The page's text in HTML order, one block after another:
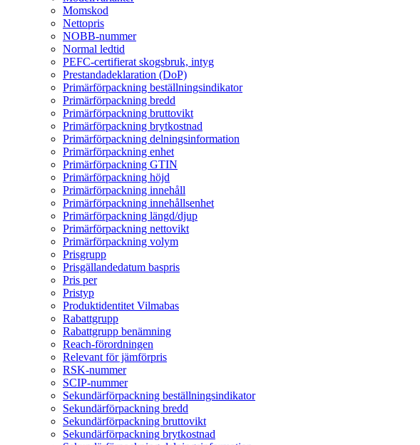
Momskod
Nettopris
NOBB-nummer
Normal ledtid
PEFC-certifierat skogsbruk, intyg
Prestandadeklaration (DoP)
Primärförpackning beställningsindikator
Primärförpackning bredd
Primärförpackning bruttovikt
Primärförpackning brytkostnad
Primärförpackning delningsinformation
Primärförpackning enhet
Primärförpackning GTIN
Primärförpackning höjd
Primärförpackning innehåll
Primärförpackning innehållsenhet
Primärförpackning längd/djup
Primärförpackning nettovikt
Primärförpackning volym
Prisgrupp
Prisgällandedatum baspris
Pris per
Pristyp
Produktidentitet Vilmabas
Rabattgrupp
Rabattgrupp benämning
Reach-förordningen
Relevant för jämförpris
RSK-nummer
SCIP-nummer
Sekundärförpackning beställningsindikator
Sekundärförpackning bredd
Sekundärförpackning bruttovikt
Sekundärförpackning brytkostnad